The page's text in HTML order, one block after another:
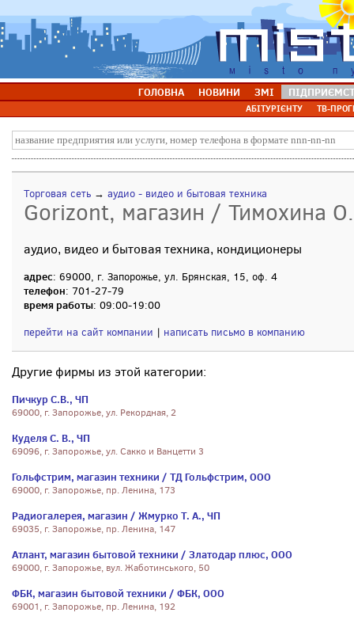
ГОЛОВНА НОВИНИ ЗМІ
АБІТУРІЄНТУ ТВ-
Торговая сеть → аудио - видео и бытовая техника
Gorizont, магазин / Тимохина
аудио, видео и бытовая техника, кондиционеры
адрес: 69000, г. Запорожье, ул. Брянская, 15, оф. 4
телефон: 701-27-79
время работы: 09:00-19:00
перейти на сайт компании | написать письмо в компанию
Другие фирмы из этой категории:
Пичкур С.В., ЧП
69000, г. Запорожье, ул. Рекордная, 2
Куделя С. В., ЧП
69096, г. Запорожье, ул. Сакко и Ванцетти 3
Гольфстрим, магазин техники / ТД Гольфстрим, ООО
69000, г. Запорожье, пр. Ленина, 173
Радиогалерея, магазин / Жмурко Т. А., ЧП
69035, г. Запорожье, пр. Ленина, 147
Атлант, магазин бытовой техники / Златодар плюс, ООО
69000, г. Запорожье, вул. Жаботинського, 50
ФБК, магазин бытовой техники / ФБК, ООО
69001, г. Запорожье, пр. Ленина, 192